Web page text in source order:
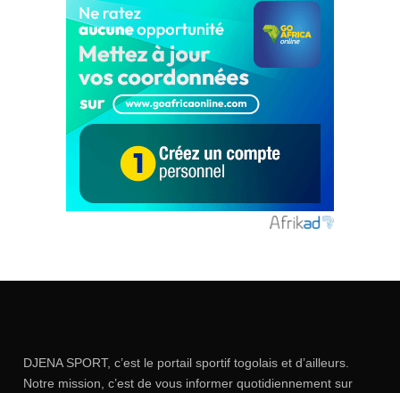
DJENA SPORT, c’est le portail sportif togolais et d’ailleurs.
Notre mission, c’est de vous informer quotidiennement sur